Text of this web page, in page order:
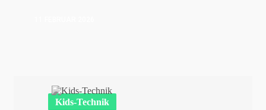
Kids-Technik